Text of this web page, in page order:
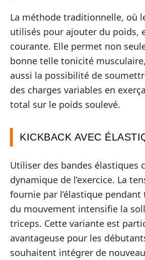
La méthode traditionnelle, où
utilisés pour ajouter du poids,
courante. Elle permet non
bonne telle tonicité
aussi la possibilité de
des charges variables en
total sur le poids soulevé.
KICKBACK AVEC
Utiliser des bandes élastiques
dynamique de l’exercice. La
fournie par l’élastique
du mouvement intensifie la
triceps. Cette variante est
avantageuse pour les
souhaitent intégrer de